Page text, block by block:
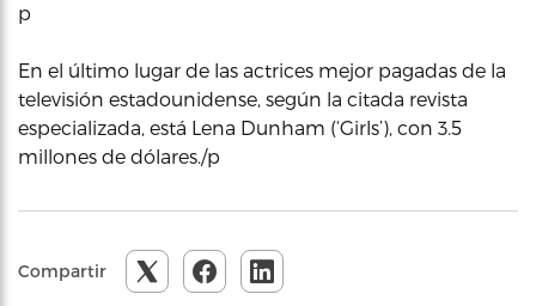
p
En el último lugar de las actrices mejor pagadas de la
televisión estadounidense, según la citada revista
especializada, está Lena Dunham (‘Girls’), con 3.5
millones de dólares./p
Compartir